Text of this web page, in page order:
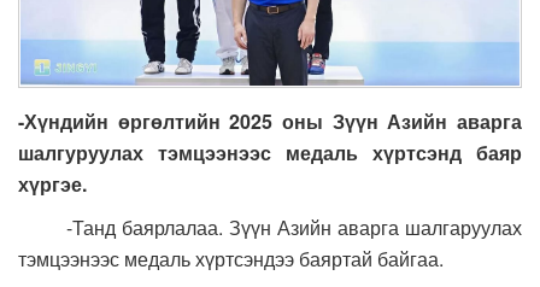
-Хүндийн өргөлтийн 2025 оны Зүүн Азийн аварга
шалгуруулах тэмцээнээс медаль хүртсэнд баяр
хүргэе.
-Танд баярлалаа. Зүүн Азийн аварга шалгаруулах
тэмцээнээс медаль хүртсэндээ баяртай байгаа.